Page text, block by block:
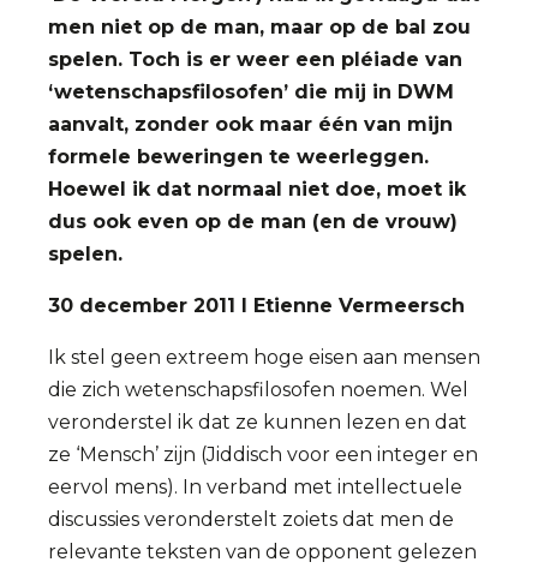
men niet op de man, maar op de bal zou
spelen. Toch is er weer een pléiade van
‘wetenschapsfilosofen’ die mij in DWM
aanvalt, zonder ook maar één van mijn
formele beweringen te weerleggen.
Hoewel ik dat normaal niet doe, moet ik
dus ook even op de man (en de vrouw)
spelen.
30 december 2011 I Etienne Vermeersch
Ik stel geen extreem hoge eisen aan mensen
die zich wetenschapsfilosofen noemen. Wel
veronderstel ik dat ze kunnen lezen en dat
ze ‘Mensch’ zijn (Jiddisch voor een integer en
eervol mens). In verband met intellectuele
discussies veronderstelt zoiets dat men de
relevante teksten van de opponent gelezen